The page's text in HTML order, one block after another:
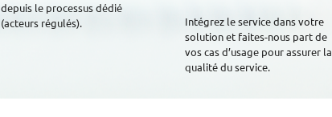
depuis le processus dédié
(acteurs régulés).
Intégrez le service dans votre
solution et faites-nous part de
vos cas d’usage pour assurer la
qualité du service.